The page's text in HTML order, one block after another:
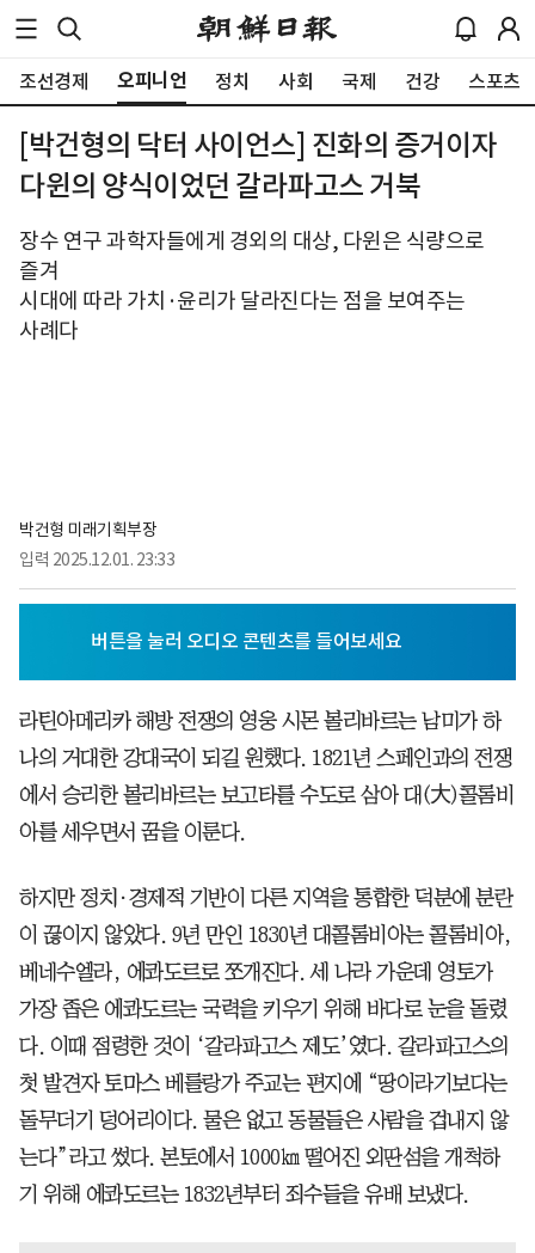
조선경제 오피니언 정치 사회 국제 건강 스포츠
[박건형의 닥터 사이언스] 진화의 증거이자
다윈의 양식이었던 갈라파고스 거북
장수 연구 과학자들에게 경외의 대상, 다윈은 식량으로
즐겨
시대에 따라 가치·윤리가 달라진다는 점을 보여주는
사례다
박건형 미래기획부장
입력 2025.12.01. 23:33
라틴아메리카 해방 전쟁의 영웅 시몬 볼리바르는 남미가 하
나의 거대한 강대국이 되길 원했다. 1821년 스페인과의 전쟁
에서 승리한 볼리바르는 보고타를 수도로 삼아 대(大)콜롬비
아를 세우면서 꿈을 이룬다.
하지만 정치·경제적 기반이 다른 지역을 통합한 덕분에 분란
이 끊이지 않았다. 9년 만인 1830년 대콜롬비아는 콜롬비아,
베네수엘라, 에콰도르로 쪼개진다. 세 나라 가운데 영토가
가장 좁은 에콰도르는 국력을 키우기 위해 바다로 눈을 돌렸
다. 이때 점령한 것이 ‘갈라파고스 제도’였다. 갈라파고스의
첫 발견자 토마스 베를랑가 주교는 편지에 “땅이라기보다는
돌무더기 덩어리이다. 물은 없고 동물들은 사람을 겁내지 않
는다”라고 썼다. 본토에서 1000㎞ 떨어진 외딴섬을 개척하
기 위해 에콰도르는 1832년부터 죄수들을 유배 보냈다.